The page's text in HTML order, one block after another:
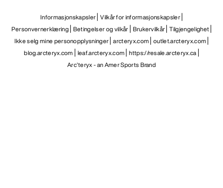
Informasjonskapsler Vilkår for informasjonskapsler
Personvernerklæring Betingelser og vilkår Brukervilkår Tilgjengelighet
Ikke selg mine personopplysninger arcteryx.com outlet.arcteryx.com
blog.arcteryx.com leaf.arcteryx.com https://resale.arcteryx.ca
Arc'teryx - an Amer Sports Brand